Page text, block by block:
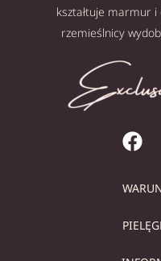
kształtuje marmur
rzemieślnicy